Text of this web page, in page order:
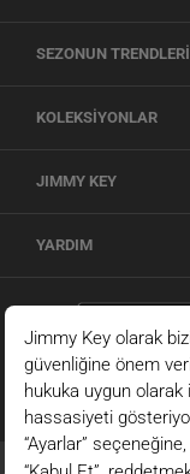
SEZONUN TRENDLERİ
KOLEKSİYONLAR
JIMMY KEY
YARDIM